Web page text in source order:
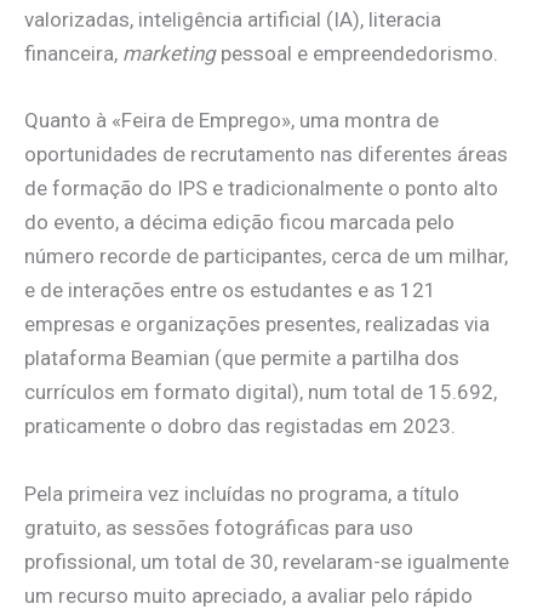
valorizadas, inteligência artificial (IA), literacia
financeira, marketingpessoal e empreendedorismo.
Quanto à «Feira de Emprego», uma montra de
oportunidades de recrutamento nas diferentes áreas
de formação do IPS e tradicionalmente o ponto alto
do evento, a décima edição ficou marcada pelo
número recorde de participantes, cerca de um milhar,
e de interações entre os estudantes e as 121
empresas e organizações presentes, realizadas via
plataforma Beamian (que permite a partilha dos
currículos em formato digital), num total de 15.692,
praticamente o dobro das registadas em 2023.
Pela primeira vez incluídas no programa, a título
gratuito, as sessões fotográficas para uso
profissional, um total de 30, revelaram-se igualmente
um recurso muito apreciado, a avaliar pelo rápido